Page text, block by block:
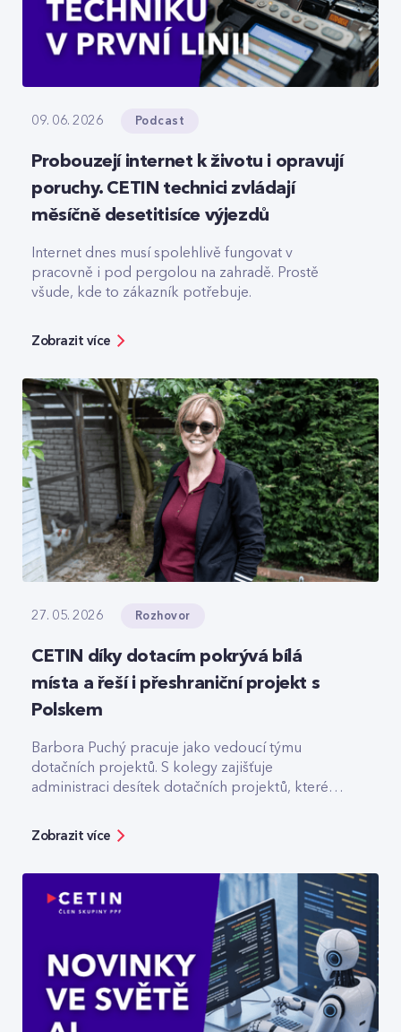
09. 06. 2026 Podcast
Probouzejí internet k životu i opravují
poruchy. CETIN technici zvládají
měsíčně desetitisíce výjezdů
Internet dnes musí spolehlivě fungovat v
pracovně i pod pergolou na zahradě. Prostě
všude, kde to zákazník potřebuje.
Zobrazit více
27. 05. 2026 Rozhovor
CETIN díky dotacím pokrývá bílá
místa a řeší i přeshraniční projekt s
Polskem
Barbora Puchý pracuje jako vedoucí týmu
dotačních projektů. S kolegy zajišťuje
administraci desítek dotačních projektů, které
lokalitách.
Zobrazit více